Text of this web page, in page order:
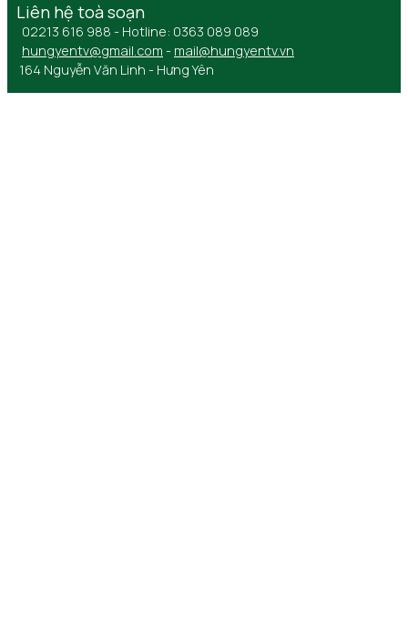
Liên hệ toà soạn
02213 616 988 - Hotline: 0363 089 089
hungyentv@gmail.com - mail@hungyentv.vn
164 Nguyễn Văn Linh - Hưng Yên